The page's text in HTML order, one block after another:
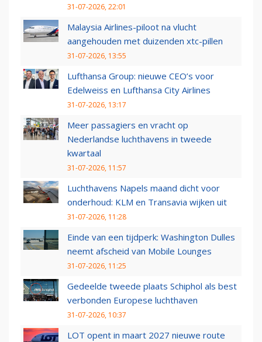
31-07-2026, 22:01
Malaysia Airlines-piloot na vlucht
aangehouden met duizenden xtc-pillen
31-07-2026, 13:55
Lufthansa Group: nieuwe CEO’s voor
Edelweiss en Lufthansa City Airlines
31-07-2026, 13:17
Meer passagiers en vracht op
Nederlandse luchthavens in tweede
kwartaal
31-07-2026, 11:57
Luchthavens Napels maand dicht voor
onderhoud: KLM en Transavia wijken uit
31-07-2026, 11:28
Einde van een tijdperk: Washington Dulles
neemt afscheid van Mobile Lounges
31-07-2026, 11:25
Gedeelde tweede plaats Schiphol als best
verbonden Europese luchthaven
31-07-2026, 10:37
LOT opent in maart 2027 nieuwe route